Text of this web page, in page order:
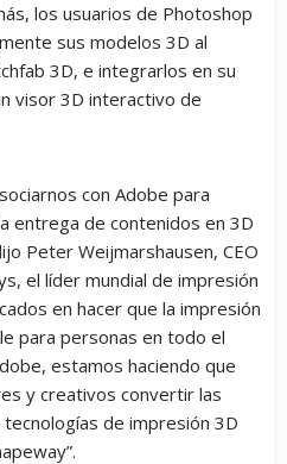
los usuarios de Photoshop
sus modelos 3D al
3D, e integrarlos en su
visor 3D interactivo de
con Adobe para
entrega de contenidos en 3D
Peter Weijmarshausen, CEO
el líder mundial de impresión
en hacer que la impresión
para personas en todo el
estamos haciendo que
y creativos convertir las
de impresión 3D